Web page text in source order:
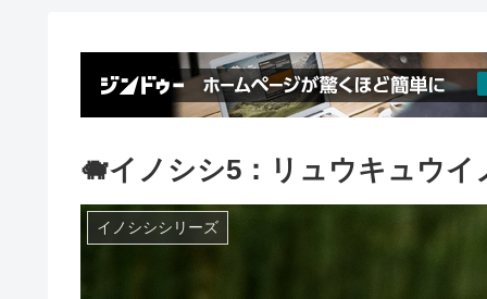
🐗イノシシ5：リュウキュウイ
イノシシシリーズ